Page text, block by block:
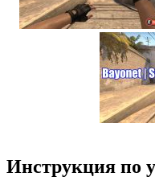
Инструкция по